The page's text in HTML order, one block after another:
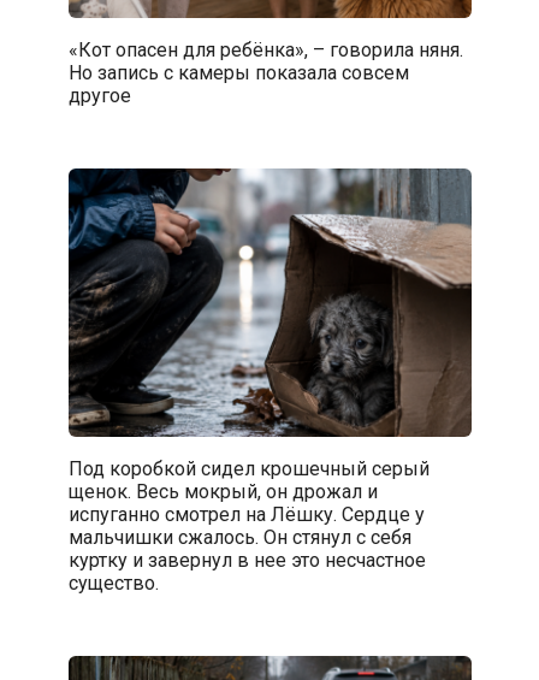
«Кот опасен для ребёнка», – говорила няня.
Но запись с камеры показала совсем
другое
Под коробкой сидел крошечный серый
щенок. Весь мокрый, он дрожал и
испуганно смотрел на Лёшку. Сердце у
мальчишки сжалось. Он стянул с себя
куртку и завернул в нее это несчастное
существо.